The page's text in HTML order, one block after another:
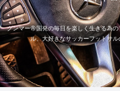
グンマー帝国発の毎日を楽しく生きる為
ル、大好きなサッカーフットサル